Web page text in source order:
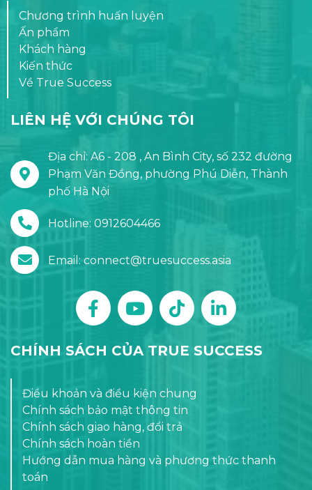
Chương trình huấn luyện
Ấn phẩm
Khách hàng
Kiến thức
Về True Success
LIÊN HỆ VỚI CHÚNG TÔI
Địa chỉ: A6 - 208 , An Bình City, số 232 đường
Phạm Văn Đồng, phường Phú Diễn, Thành
phố Hà Nội
Hotline: 0912604466
Email: connect@truesuccess.asia
CHÍNH SÁCH CỦA TRUE SUCCESS
Điều khoản và điều kiện chung
Chính sách bảo mật thông tin
Chính sách giao hàng, đổi trả
Chính sách hoàn tiền
Hướng dẫn mua hàng và phương thức thanh
toán